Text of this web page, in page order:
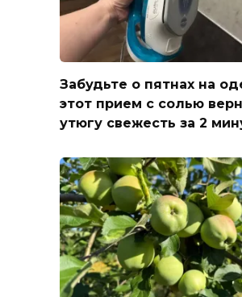
Забудьте о пятнах на
этот прием с солью
утюгу свежесть за 2